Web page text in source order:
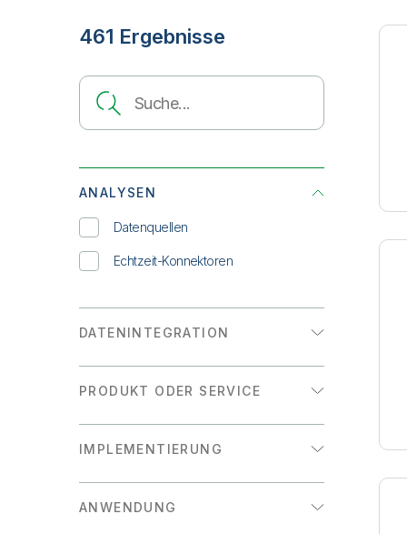
461 Ergebnisse
Search
ANALYSEN
Datenquellen
Echtzeit-Konnektoren
DATENINTEGRATION
Quellen
PRODUKT ODER SERVICE
Qlik Sense
IMPLEMENTIERUNG
Cloud
ANWENDUNG